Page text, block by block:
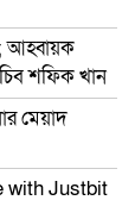
আহ্বায়ক
শফিক খান
মেয়াদ
with Justbit